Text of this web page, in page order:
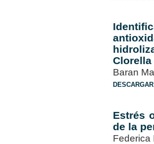
Clorella
Baran
Estrés
de la
Federica